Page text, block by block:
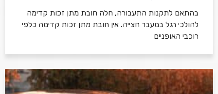
בהתאם לתקנות התעבורה, חלה חובת מתן זכות קדימה
להולכי רגל במעבר חצייה. אין חובת מתן זכות קדימה כלפי
רוכבי האופניים